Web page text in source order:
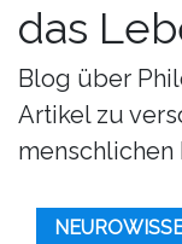
das
Blog über
Artikel zu
menschlichen